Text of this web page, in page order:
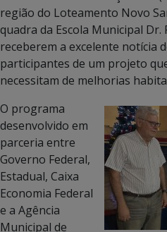
região do Loteamento Novo
quadra da Escola Municipal
receberem a excelente notícia
participantes de um projeto
necessitam de melhorias
O programa
desenvolvido em
parceria entre
Governo Federal,
Estadual, Caixa
Economia Federal
e a Agência
Municipal de